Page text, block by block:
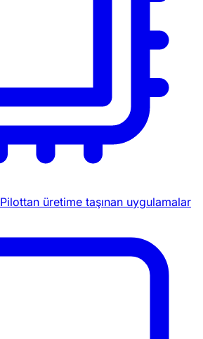
Pilottan üretime taşınan uygulamalar